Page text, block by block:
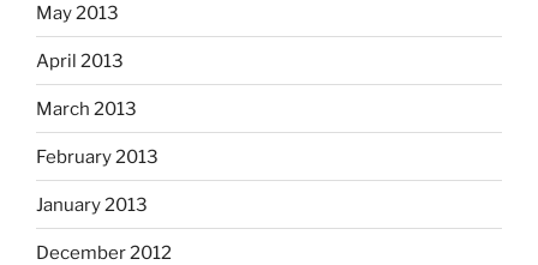
May 2013
April 2013
March 2013
February 2013
January 2013
December 2012